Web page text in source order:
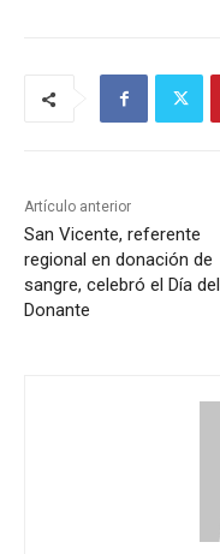
Artículo anterior
San Vicente, referente
regional en donación de
sangre, celebró el Día del
Donante